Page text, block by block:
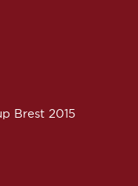
Brest 2015